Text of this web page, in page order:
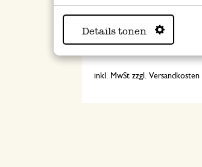
Details tonen
Espressokocher, 9 Tassen,
Aluminium, rostfreier Stahl
inkl. MwSt zzgl. Versandkosten